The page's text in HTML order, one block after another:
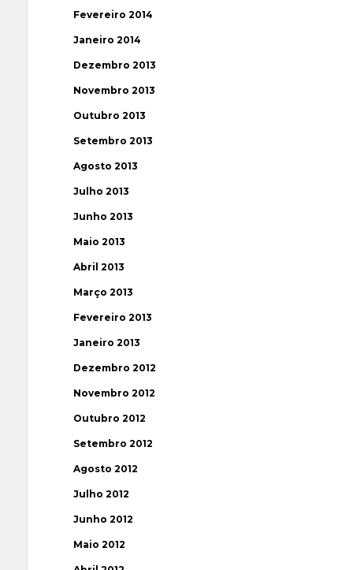
Fevereiro 2014
Janeiro 2014
Dezembro 2013
Novembro 2013
Outubro 2013
Setembro 2013
Agosto 2013
Julho 2013
Junho 2013
Maio 2013
Abril 2013
Março 2013
Fevereiro 2013
Janeiro 2013
Dezembro 2012
Novembro 2012
Outubro 2012
Setembro 2012
Agosto 2012
Julho 2012
Junho 2012
Maio 2012